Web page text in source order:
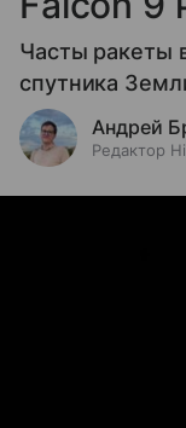
Часты ракеты
спутника
Андрей
Редактор